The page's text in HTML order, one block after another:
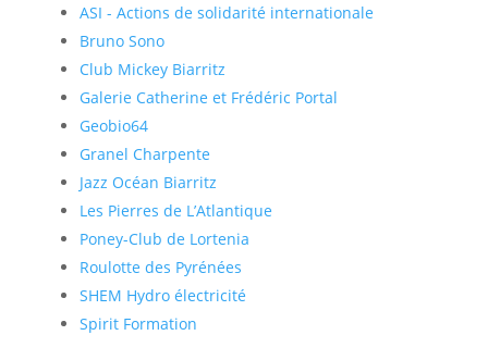
ASI - Actions de solidarité internationale
Bruno Sono
Club Mickey Biarritz
Galerie Catherine et Frédéric Portal
Geobio64
Granel Charpente
Jazz Océan Biarritz
Les Pierres de L’Atlantique
Poney-Club de Lortenia
Roulotte des Pyrénées
SHEM Hydro électricité
Spirit Formation